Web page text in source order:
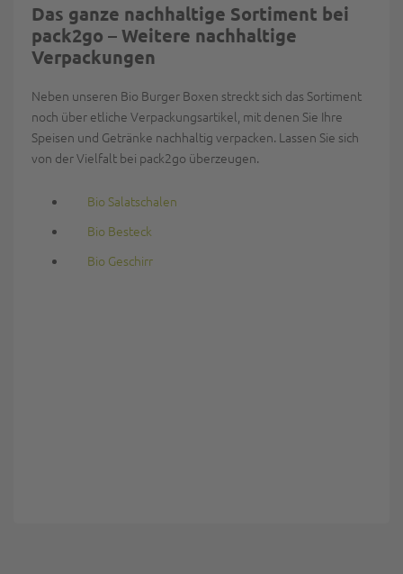
Das ganze nachhaltige Sortiment bei
pack2go – Weitere nachhaltige
Verpackungen
Neben unseren Bio Burger Boxen streckt sich das Sortiment
noch über etliche Verpackungsartikel, mit denen Sie Ihre
Speisen und Getränke nachhaltig verpacken. Lassen Sie sich
von der Vielfalt bei pack2go überzeugen.
Bio Salatschalen
Bio Besteck
Bio Geschirr